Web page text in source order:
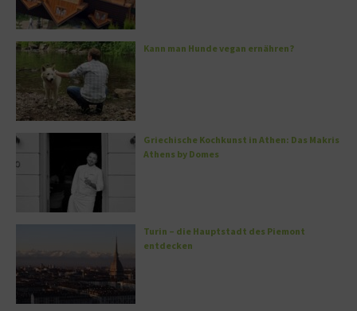
Kann man Hunde vegan ernähren?
Griechische Kochkunst in Athen: Das Makris
Athens by Domes
Turin – die Hauptstadt des Piemont
entdecken